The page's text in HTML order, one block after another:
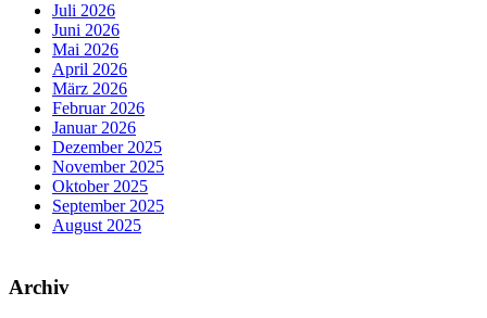
Juli 2026
Juni 2026
Mai 2026
April 2026
März 2026
Februar 2026
Januar 2026
Dezember 2025
November 2025
Oktober 2025
September 2025
August 2025
Archiv